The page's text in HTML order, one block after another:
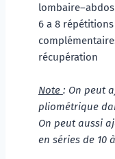
lombaire–abdos
6 a 8
récupération
Note : On peut
pliométrique
On peut aussi
en séries de 10